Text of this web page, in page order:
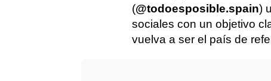
(@todoesposible.spain)
sociales con un objetivo
vuelva a ser el país de